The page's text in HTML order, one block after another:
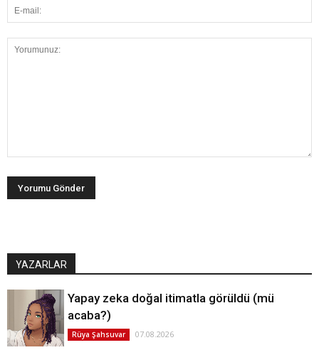
YAZARLAR
Yapay zeka doğal itimatla görüldü (mü
acaba?)
Rüya Şahsuvar 07.08.2026